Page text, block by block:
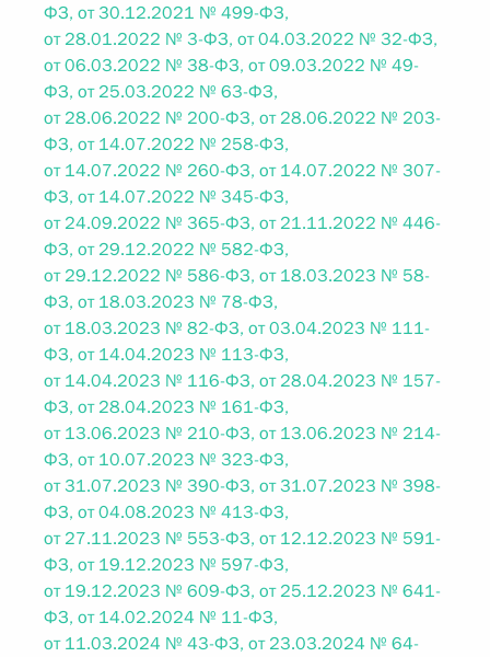
ФЗ, от 30.12.2021 № 499-ФЗ,
от 28.01.2022 № 3-ФЗ, от 04.03.2022 № 32-ФЗ,
от 06.03.2022 № 38-ФЗ, от 09.03.2022 № 49-
ФЗ, от 25.03.2022 № 63-ФЗ,
от 28.06.2022 № 200-ФЗ, от 28.06.2022 № 203-
ФЗ, от 14.07.2022 № 258-ФЗ,
от 14.07.2022 № 260-ФЗ, от 14.07.2022 № 307-
ФЗ, от 14.07.2022 № 345-ФЗ,
от 24.09.2022 № 365-ФЗ, от 21.11.2022 № 446-
ФЗ, от 29.12.2022 № 582-ФЗ,
от 29.12.2022 № 586-ФЗ, от 18.03.2023 № 58-
ФЗ, от 18.03.2023 № 78-ФЗ,
от 18.03.2023 № 82-ФЗ, от 03.04.2023 № 111-
ФЗ, от 14.04.2023 № 113-ФЗ,
от 14.04.2023 № 116-ФЗ, от 28.04.2023 № 157-
ФЗ, от 28.04.2023 № 161-ФЗ,
от 13.06.2023 № 210-ФЗ, от 13.06.2023 № 214-
ФЗ, от 10.07.2023 № 323-ФЗ,
от 31.07.2023 № 390-ФЗ, от 31.07.2023 № 398-
ФЗ, от 04.08.2023 № 413-ФЗ,
от 27.11.2023 № 553-ФЗ, от 12.12.2023 № 591-
ФЗ, от 19.12.2023 № 597-ФЗ,
от 19.12.2023 № 609-ФЗ, от 25.12.2023 № 641-
ФЗ, от 14.02.2024 № 11-ФЗ,
от 11.03.2024 № 43-ФЗ, от 23.03.2024 № 64-